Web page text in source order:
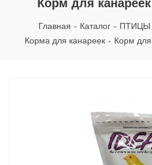
+7
Корм для
Главная - Каталог - ПТИЦЫ
Корма для канареек - Корм для